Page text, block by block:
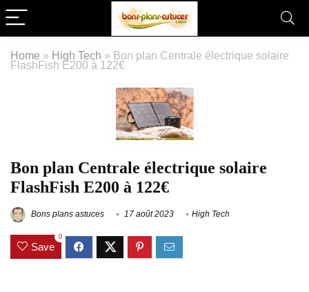
Home » High Tech » Bon plan Centrale électrique solaire
FlashFish E200 à 122€
Bon plan Centrale électrique solaire
FlashFish E200 à 122€
Bons plans astuces 17 août 2023 High Tech
Save
0